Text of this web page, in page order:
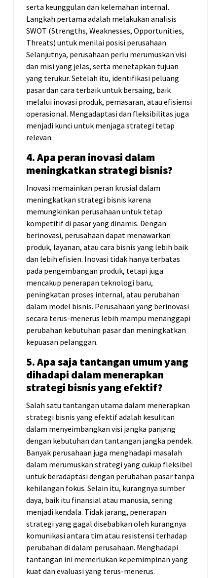
serta keunggulan dan kelemahan internal.
Langkah pertama adalah melakukan analisis
SWOT (Strengths, Weaknesses, Opportunities,
Threats) untuk menilai posisi perusahaan.
Selanjutnya, perusahaan perlu merumuskan visi
dan misi yang jelas, serta menetapkan tujuan
yang terukur. Setelah itu, identifikasi peluang
pasar dan cara terbaik untuk bersaing, baik
melalui inovasi produk, pemasaran, atau efisiensi
operasional. Mengadaptasi dan fleksibilitas juga
menjadi kunci untuk menjaga strategi tetap
relevan.
4. Apa peran inovasi dalam
meningkatkan strategi bisnis?
Inovasi memainkan peran krusial dalam
meningkatkan strategi bisnis karena
memungkinkan perusahaan untuk tetap
kompetitif di pasar yang dinamis. Dengan
berinovasi, perusahaan dapat menawarkan
produk, layanan, atau cara bisnis yang lebih baik
dan lebih efisien. Inovasi tidak hanya terbatas
pada pengembangan produk, tetapi juga
mencakup penerapan teknologi baru,
peningkatan proses internal, atau perubahan
dalam model bisnis. Perusahaan yang berinovasi
secara terus-menerus lebih mampu menanggapi
perubahan kebutuhan pasar dan meningkatkan
kepuasan pelanggan.
5. Apa saja tantangan umum yang
dihadapi dalam menerapkan
strategi bisnis yang efektif?
Salah satu tantangan utama dalam menerapkan
strategi bisnis yang efektif adalah kesulitan
dalam menyeimbangkan visi jangka panjang
dengan kebutuhan dan tantangan jangka pendek.
Banyak perusahaan juga menghadapi masalah
dalam merumuskan strategi yang cukup fleksibel
untuk beradaptasi dengan perubahan pasar tanpa
kehilangan fokus. Selain itu, kurangnya sumber
daya, baik itu finansial atau manusia, sering
menjadi kendala. Tidak jarang, penerapan
strategi yang gagal disebabkan oleh kurangnya
komunikasi antara tim atau resistensi terhadap
perubahan di dalam perusahaan. Menghadapi
tantangan ini memerlukan kepemimpinan yang
kuat dan evaluasi yang terus-menerus.